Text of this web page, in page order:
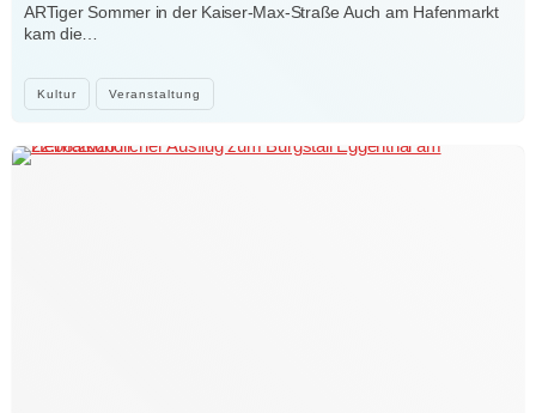
Kultur Veranstaltung
ARTiger Sommer in der Kaiser-Max-Straße Auch am Hafenmarkt
kam die…